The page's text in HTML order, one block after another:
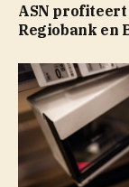
ASN profiteert
Regiobank en